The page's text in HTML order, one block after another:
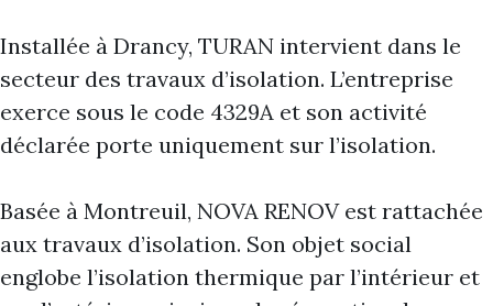
Installée à Drancy, TURAN intervient dans le
secteur des travaux d’isolation. L’entreprise
exerce sous le code 4329A et son activité
déclarée porte uniquement sur l’isolation.
Basée à Montreuil, NOVA RENOV est rattachée
aux travaux d’isolation. Son objet social
englobe l’isolation thermique par l’intérieur et